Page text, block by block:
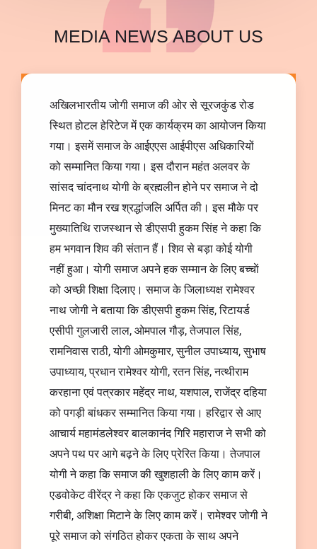
MEDIA​​ NEWS ABOUT US
अखिलभारतीय जोगी समाज की ओर से सूरजकुंड रोड
स्थित होटल हेरिटेज में एक कार्यक्रम का आयोजन किया
गया। इसमें समाज के आईएएस आईपीएस अधिकारियों
को सम्मानित किया गया। इस दौरान महंत अलवर के
सांसद चांदनाथ योगी के ब्रह्मलीन होने पर समाज ने दो
मिनट का मौन रख श्रद्धांजलि अर्पित की। इस मौके पर
मुख्यातिथि राजस्थान से डीएसपी हुकम सिंह ने कहा कि
हम भगवान शिव की संतान हैं। शिव से बड़ा कोई योगी
नहीं हुआ। योगी समाज अपने हक सम्मान के लिए बच्चाें
को अच्छी शिक्षा दिलाए। समाज के जिलाध्यक्ष रामेश्वर
नाथ जाेगी ने बताया कि डीएसपी हुकम सिंह, रिटायर्ड
एसीपी गुलजारी लाल, ओमपाल गौड़, तेजपाल सिंह,
रामनिवास राठी, योगी ओमकुमार, सुनील उपाध्याय, सुभाष
उपाध्याय, प्रधान रामेश्वर योगी, रतन सिंह, नत्थीराम
करहाना एवं पत्रकार महेंद्र नाथ, यशपाल, राजेंद्र दहिया
को पगड़ी बांधकर सम्मानित किया गया। हरिद्वार से आए
आचार्य महामंडलेश्वर बालकानंद गिरि महाराज ने सभी को
अपने पथ पर आगे बढ़ने के लिए प्रेरित किया। तेजपाल
योगी ने कहा कि समाज की खुशहाली के लिए काम करें।
एडवोकेट वीरेंद्र ने कहा कि एकजुट होकर समाज से
गरीबी, अशिक्षा मिटाने के लिए काम करें। रामेश्वर जोगी ने
पूरे समाज को संगठित होकर एकता के साथ अपने